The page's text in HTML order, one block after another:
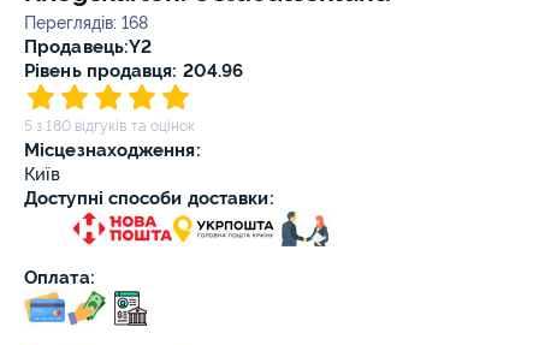
Переглядів: 168
Продавець:Y2
Рівень продавця: 204.96
5 з 180 відгуків та оцінок
Місцезнаходження:
Київ
Доступні способи доставки:
Оплата: